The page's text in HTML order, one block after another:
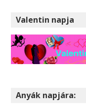
Valentin napja
Anyák napjára: